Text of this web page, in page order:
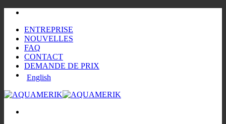
Passer
contenuENTREPRISE
NOUVELLES
FAQ
CONTACT
DEMANDE DE PRIX
English